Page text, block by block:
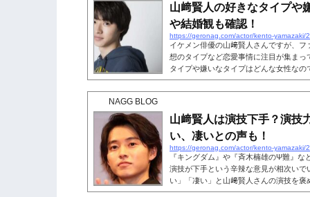
山﨑賢人の好きなタイプや
や結婚観も確認！
https://geronag.com/actor/kento-yamazaki/
イケメン俳優の山﨑賢人さんですが、
想のタイプなど恋愛事情に注目が集ま
タイプや嫌いなタイプはどんな女性な
タイプの女性や、結婚観・恋愛観など
います。山﨑賢人の好きなタイプは？
でしょう。山﨑賢人さんは過去に、以
います。 年上の女性 明るくてロ...
NAGG BLOG
山﨑賢人は演技下手？演技
い、凄いとの声も！
https://geronag.com/actor/kento-yamazaki/
『キングダム』や『斉木楠雄のΨ難』
演技が下手という辛辣な意見が相次い
い」「凄い」と山﨑賢人さんの演技を
演技力や評判はどうなのでしょうか?出